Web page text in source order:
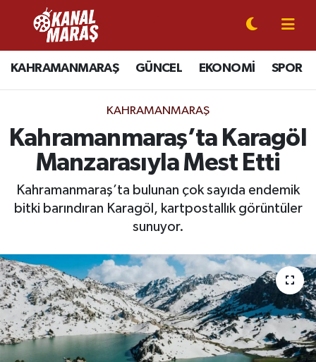
KAHRAMANMARAŞ GÜNCEL EKONOMİ SPOR
KAHRAMANMARAŞ
Kahramanmaraş’ta Karagöl
Manzarasıyla Mest Etti
Kahramanmaraş’ta bulunan çok sayıda endemik
bitki barındıran Karagöl, kartpostallık görüntüler
sunuyor.
CANLI YAYIN
KAHRAMANMARAŞ
SPOR
SİYASET
GÜNDEM
MAGAZİN
SAĞLIK
Kahramanmaraş Nöbetçi Eczaneler
Kahramanmaraş Hava Durumu
Kahramanmaraş Trafik Yoğunluk Haritası
Süper Lig Puan Durumu ve Fikstür
Son Dakika Haberleri
Haber Arşivi